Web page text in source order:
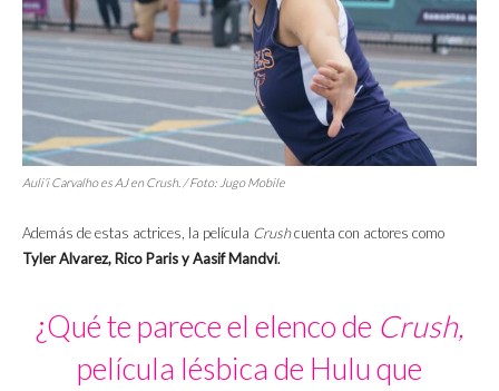
Auli’i Carvalho es AJ en Crush. / Foto: Jugo Mobile
Además de estas actrices, la película Crushcuenta con actores como
Tyler Alvarez, Rico Paris yAasif Mandvi.
¿Qué te parece el elenco de Crush,
película lésbica de Hulu que